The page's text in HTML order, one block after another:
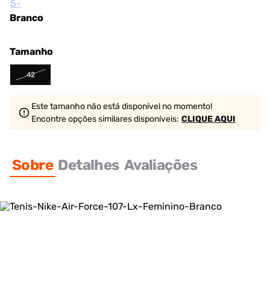
Branco
Tamanho
42
Este tamanho não está disponível no momento!
Encontre opções similaresdisponíveis: CLIQUE AQUI
Sobre Detalhes Avaliações